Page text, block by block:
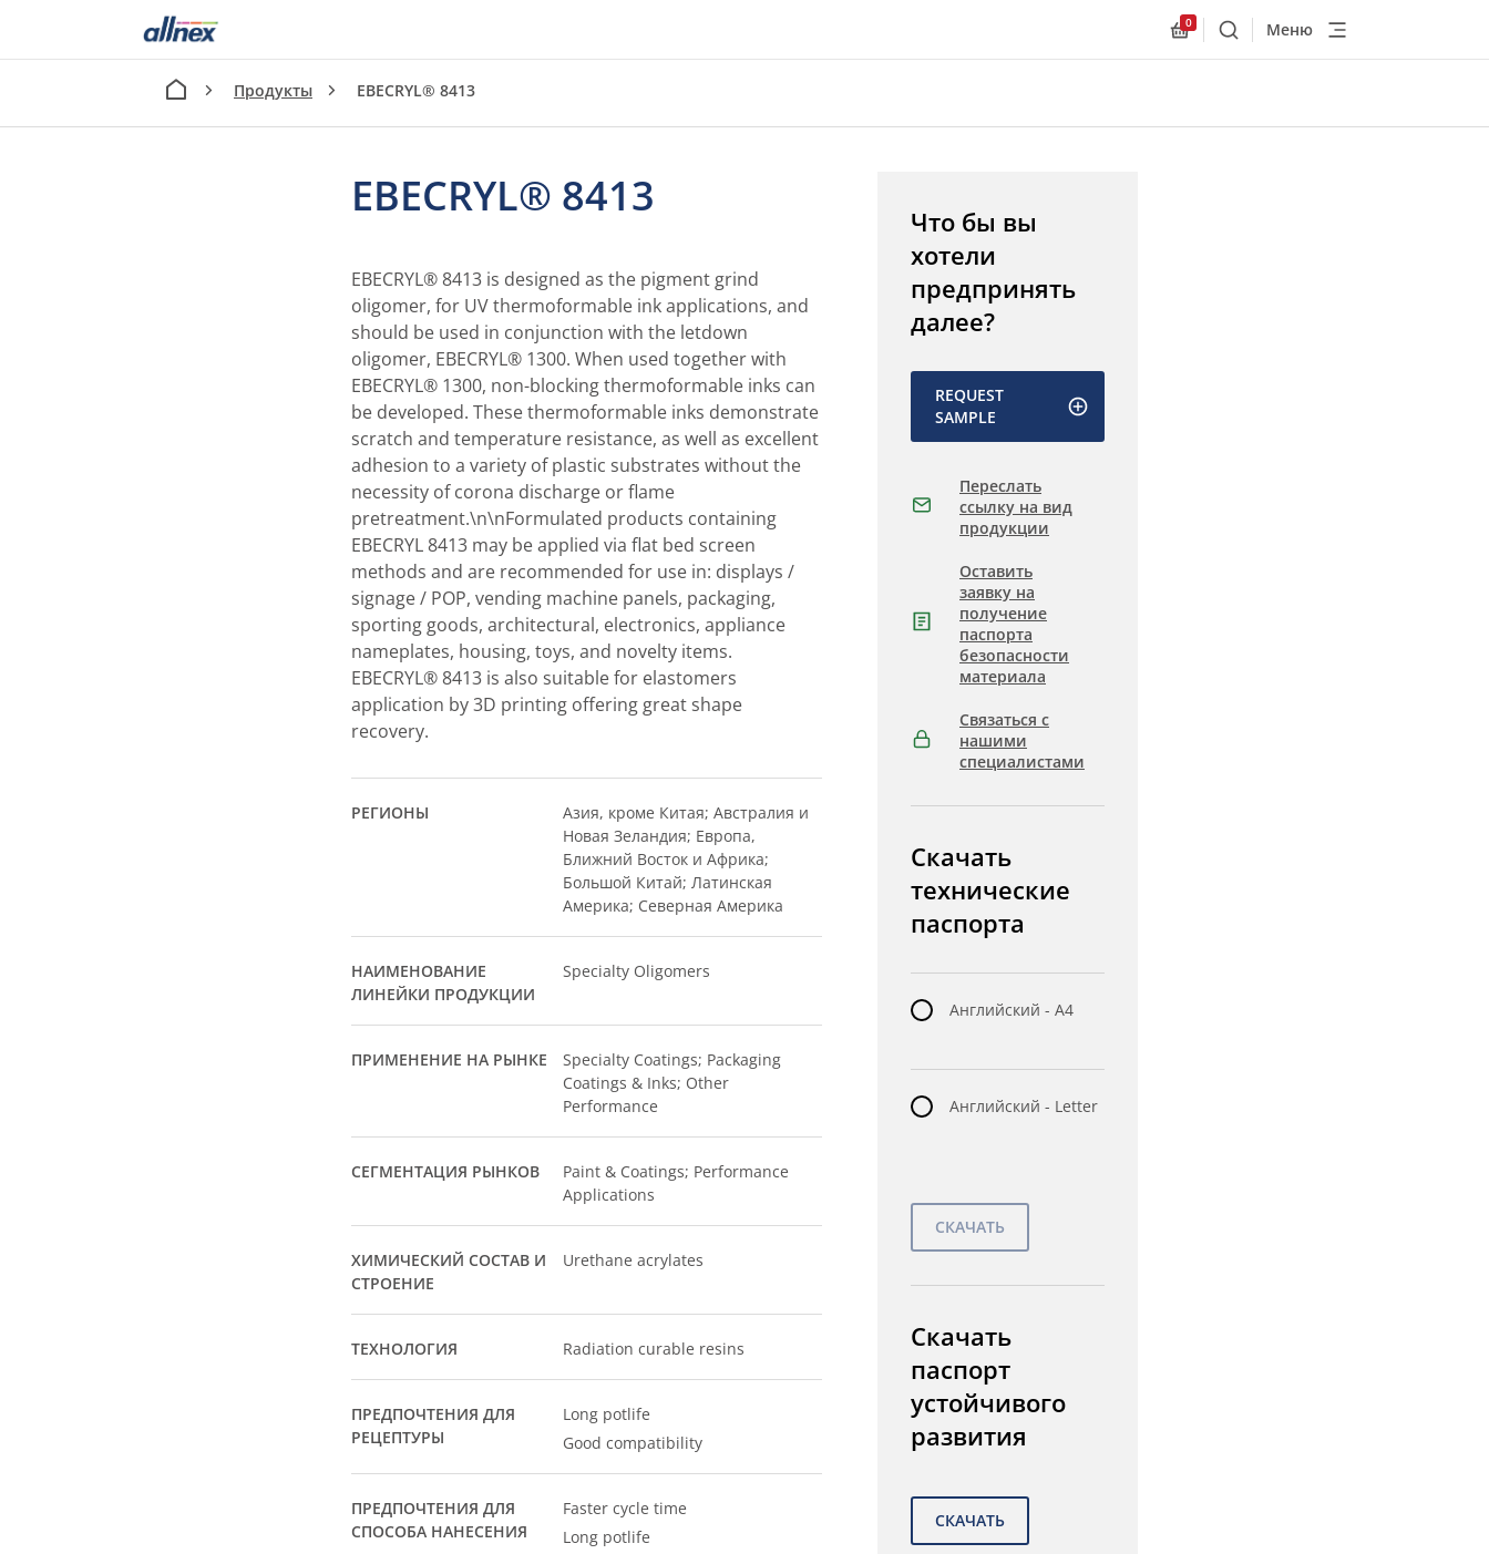
Allnex.GeneralResources.Cart
0
ПоискМеню
Продукты EBECRYL® 8413
EBECRYL® 8413
EBECRYL® 8413 is designed as the pigment grind
oligomer, for UV thermoformable ink applications, and
should be used in conjunction with the letdown
oligomer, EBECRYL® 1300. When used together with
EBECRYL® 1300, non-blocking thermoformable inks can
be developed. These thermoformable inks demonstrate
scratch and temperature resistance, as well as excellent
adhesion to a variety of plastic substrates without the
necessity of corona discharge or flame
pretreatment.\n\nFormulated products containing
EBECRYL 8413 may be applied via flat bed screen
methods and are recommended for use in: displays /
signage / POP, vending machine panels, packaging,
sporting goods, architectural, electronics, appliance
nameplates, housing, toys, and novelty items.
EBECRYL® 8413 is also suitable for elastomers
application by 3D printing offering great shape
recovery.
РЕГИОНЫ
Азия, кроме Китая; Австралия и
Новая Зеландия; Европа,
Ближний Восток и Африка;
Большой Китай; Латинская
Америка; Северная Америка
НАИМЕНОВАНИЕ
ЛИНЕЙКИ ПРОДУКЦИИ
Specialty Oligomers
ПРИМЕНЕНИЕ НА РЫНКЕ
Specialty Coatings; Packaging
Coatings & Inks; Other
Performance
СЕГМЕНТАЦИЯ РЫНКОВ
Paint & Coatings; Performance
Applications
ХИМИЧЕСКИЙ СОСТАВ И
СТРОЕНИЕ
Urethane acrylates
ТЕХНОЛОГИЯ Radiation curable resins
ПРЕДПОЧТЕНИЯ ДЛЯ
РЕЦЕПТУРЫ
Long potlife
Good compatibility
ПРЕДПОЧТЕНИЯ ДЛЯ
СПОСОБА НАНЕСЕНИЯ
Faster cycle time
Long potlife
Что бы вы
хотели
предпринять
далее?
REQUEST
SAMPLE
Переслать
ссылку на вид
продукции
Оставить
заявку на
получение
паспорта
безопасности
материала
Связаться с
нашими
специалистами
Скачать
технические
паспорта
Английский - A4
Английский - Letter
Скачать
паспорт
устойчивого
развития